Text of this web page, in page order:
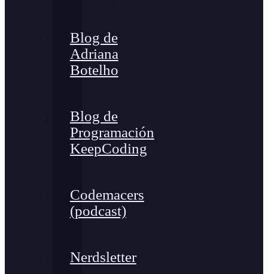
Blog de
Adriana
Botelho
Blog de
Programación
KeepCoding
Codemacers
(podcast)
Nerdsletter